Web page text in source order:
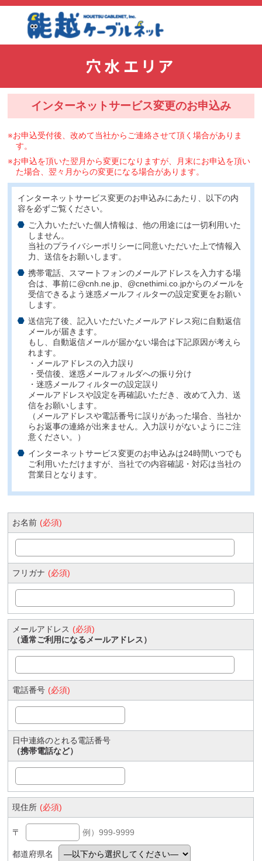
インターネットサービス変更のお申込み
※お申込受付後、改めて当社からご連絡させて頂く場合がありま
す。
※お申込を頂いた翌月から変更になりますが、月末にお申込を頂い
た場合、翌々月からの変更になる場合があります。
インターネットサービス変更のお申込みにあたり、以下の内
容を必ずご覧ください。
ご入力いただいた個人情報は、他の用途には一切利用いた
しません。
当社のプライバシーポリシーに同意いただいた上で情報入
力、送信をお願いします。
携帯電話、スマートフォンのメールアドレスを入力する場
合は、事前に@cnh.ne.jp、@cnethimi.co.jpからのメールを
受信できるよう迷惑メールフィルターの設定変更をお願い
します。
送信完了後、記入いただいたメールアドレス宛に自動返信
メールが届きます。
もし、自動返信メールが届かない場合は下記原因が考えら
れます。
・メールアドレスの入力誤り
・受信後、迷惑メールフォルダへの振り分け
・迷惑メールフィルターの設定誤り
メールアドレスや設定を再確認いただき、改めて入力、送
信をお願いします。
（メールアドレスや電話番号に誤りがあった場合、当社か
らお返事の連絡が出来ません。入力誤りがないようにご注
意ください。）
インターネットサービス変更のお申込みは24時間いつでも
ご利用いただけますが、当社での内容確認・対応は当社の
営業日となります。
お名前 (必須)
フリガナ (必須)
メールアドレス (必須)
（通常ご利用になるメールアドレス）
電話番号 (必須)
日中連絡のとれる電話番号
（携帯電話など）
現住所 (必須)
〒 例）999-9999
都道府県名